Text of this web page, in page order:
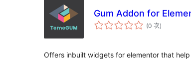
Gum Addon for
(0 次評
分)
Offers inbuilt widgets for elementor that